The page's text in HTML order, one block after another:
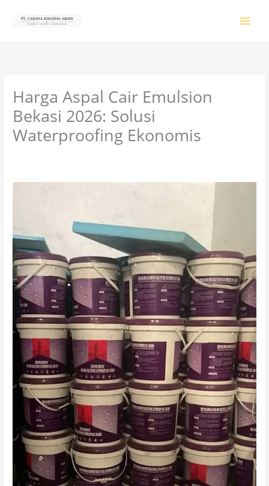
Harga Aspal Cair Emulsion
Bekasi 2026: Solusi
Waterproofing Ekonomis